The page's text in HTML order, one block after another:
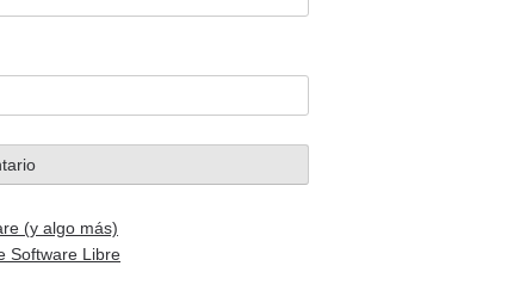
(y algo más)
Software Libre